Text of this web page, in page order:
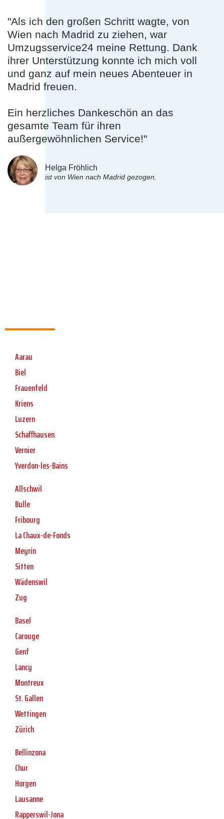
"Als ich den großen Schritt wagte, von
Wien nach Madrid zu ziehen, war
Umzugsservice24 meine Rettung. Dank
ihrer Unterstützung konnte ich mich voll
und ganz auf mein neues Abenteuer in
Madrid freuen.
Ein herzliches Dankeschön an das
gesamte Team für ihren
außergewöhnlichen Service!"
Helga Fröhlich
ist von Wien nach Madrid gezogen.
Aarau
Biel
Frauenfeld
Kriens
Luzern
Schaffhausen
Vernier
Yverdon-les-Bains
Allschwil
Bulle
Fribourg
La Chaux-de-Fonds
Meyrin
Sitten
Wädenswil
Zug
Basel
Carouge
Genf
Lancy
Montreux
St. Gallen
Wettingen
Zürich
Bellinzona
Chur
Horgen
Lausanne
Rapperswil-Jona